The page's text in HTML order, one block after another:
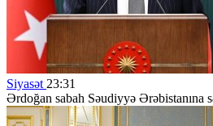
Siyasət 23:31
Ərdoğan sabah Səudiyyə Ərəbistanına